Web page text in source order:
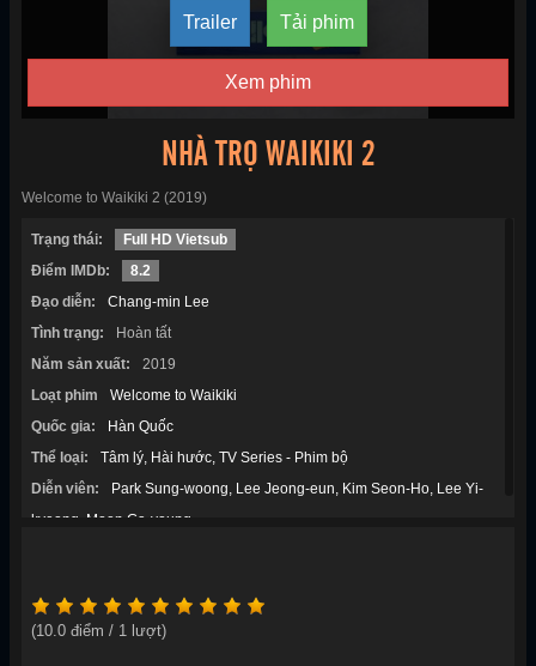
Trailer Tải phim
Xem phim
NHÀ TRỌ WAIKIKI 2
Welcome to Waikiki 2 (2019)
Trạng thái:
Full HD Vietsub
Điểm IMDb:
8.2
Đạo diễn:
Chang-min Lee
Tình trạng:
Hoàn tất
Năm sản xuất:
2019
Loạt phim
Welcome to Waikiki
Quốc gia:
Hàn Quốc
Thể loại:
Tâm lý Hài hước TV Series - Phim bộ
Diễn viên:
Park Sung-woong Lee Jeong-eun Kim Seon-Ho Lee Yi-
kyeong Moon Ga-young
(10.0 điểm / 1 lượt)